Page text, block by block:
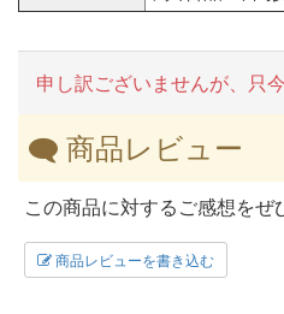
申し訳ございませんが、只
商品レビュー
この商品に対するご感想をぜ
商品レビューを書き込む